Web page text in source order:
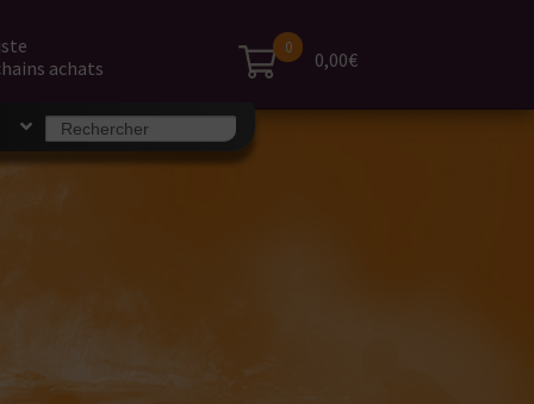
achats
Search
for:
0
0,00€